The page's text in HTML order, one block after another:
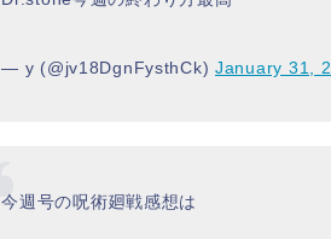
— y (@jv18DgnFysthCk)January 31,
今週号の呪術廻戦感想は